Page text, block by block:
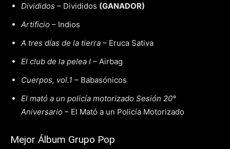
Divididos – Divididos (GANADOR)
Artificio – Indios
A tres días de la tierra – Eruca Sativa
El club de la pelea I – Airbag
Cuerpos, vol.1 – Babasónicos
El mató a un policía motorizado Sesión 20°
Aniversario – El Mató a un Policía Motorizado
Mejor Álbum Grupo Pop